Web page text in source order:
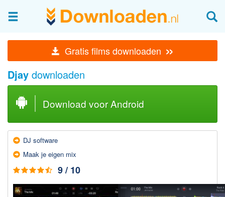
Gratis films downloaden »
Afbeeldingen & fotografie
Beheren en bekijken
Afbeelding & foto bewerken
Foto apps
Screenshots Maken
Audio & Video
Branden en Rippen
Converteren
Media streamen
Mediaspeler
Djay downloaden
Download voor Android
DJ soft­ware
Maak je eigen mix
9 / 10